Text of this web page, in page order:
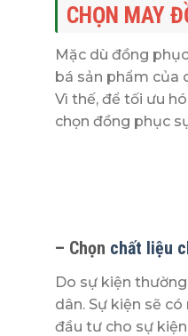
CHỌN MAY
Mặc dù đồng
bá sản phẩm của
Vì thế, để tối ưu
chọn đồng phục
– Chọn chất liệu
Do sự kiện
dân. Sự kiện sẽ
đầu tư cho sự